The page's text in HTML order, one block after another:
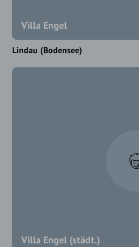
Villa Engel
Lindau (Bodensee)
Villa Engel (städt.)